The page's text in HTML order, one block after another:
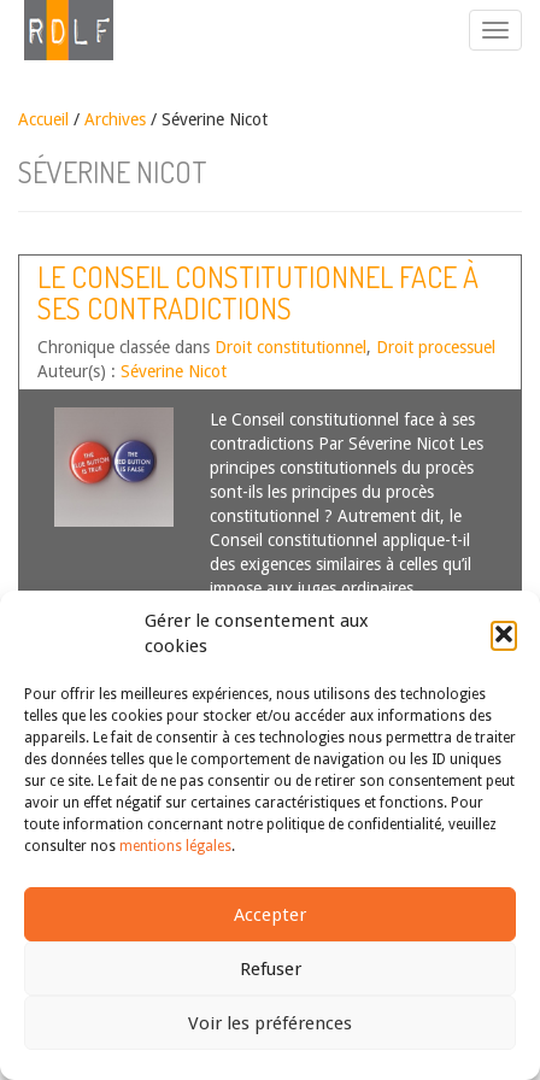
Gérer le consentement aux
cookies
Pour offrir les meilleures expériences, nous utilisons des technologies
telles que les cookies pour stocker et/ou accéder aux informations des
appareils. Le fait de consentir à ces technologies nous permettra de traiter
des données telles que le comportement de navigation ou les ID uniques
sur ce site. Le fait de ne pas consentir ou de retirer son consentement peut
avoir un effet négatif sur certaines caractéristiques et fonctions. Pour
toute information concernant notre politique de confidentialité, veuillez
consulter nos mentions légales.
Accepter
Refuser
Voir les préférences
Accueil / Archives / Séverine Nicot
SÉVERINE NICOT
LE CONSEIL CONSTITUTIONNEL FACE À
SES CONTRADICTIONS
Chronique classée dans Droit constitutionnel , Droit processuel
Auteur(s) : Séverine Nicot
Le Conseil constitutionnel face à ses
contradictions Par Séverine Nicot Les
principes constitutionnels du procès
sont-ils les principes du procès
constitutionnel ? Autrement dit, le
Conseil constitutionnel applique-t-il
des exigences similaires à celles qu’il
impose aux juges ordinaires,
notamment le…
Copyright © 2011-2026Revue des droits et libertés fondamentaux
| Tous droits réservés |mentions légales